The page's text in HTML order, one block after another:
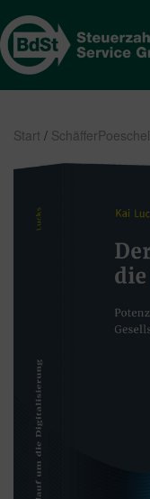
Start / SchäfferPoeschel